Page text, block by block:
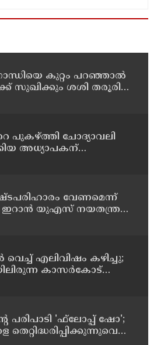
കുറ്റം പറഞ്ഞാല്‍
സുഖിക്കും ശശി തരൂരിന്
പുകഴ്ത്തി ചോദ്യാവലി
അധ്യാപകന്
വേണമെന്ന്
ഇറാന്‍ യുഎസ് നയതന്ത്ര
എലിവിഷം കഴിച്ചു;
കാസര്‍കോട്
പരിപാടി 'ഫ്‌ലോപ്പ് ഷോ';